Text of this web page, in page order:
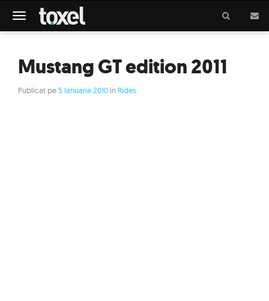
Meniu
Mustang GT edition 2011
Publicat pe5 Ianuarie 2010 in Rides